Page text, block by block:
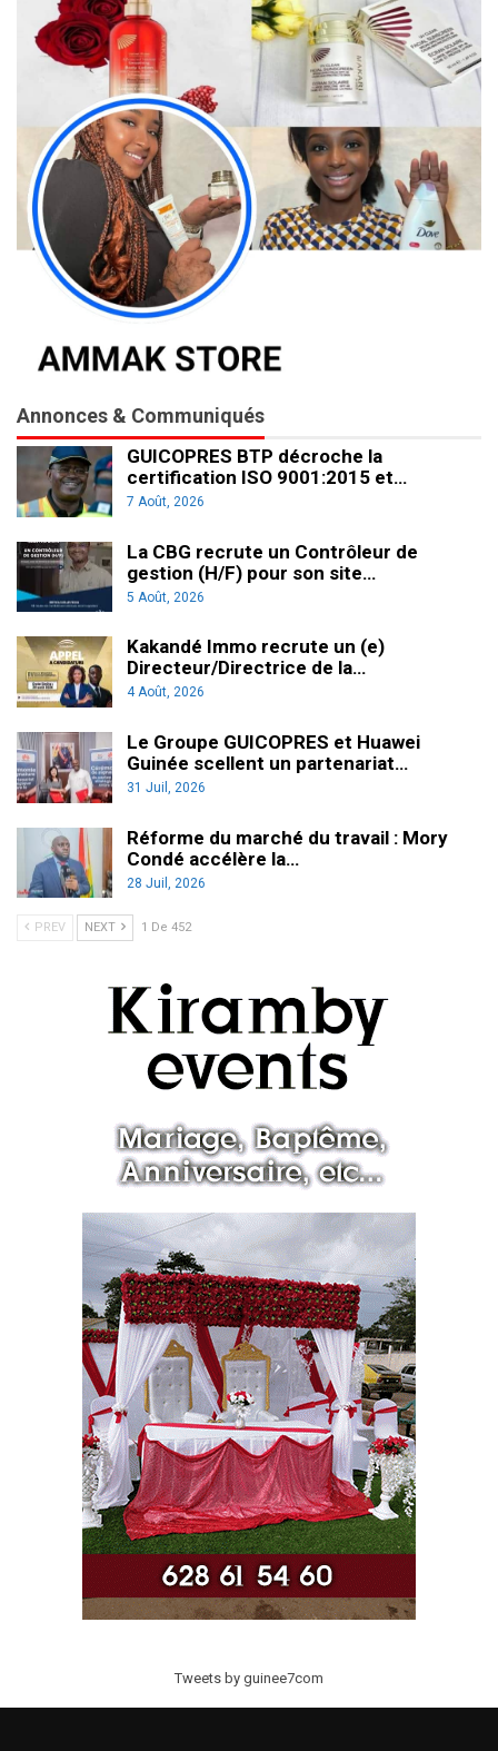
Annonces & Communiqués
GUICOPRES BTP décroche la
certification ISO 9001:2015 et…
7 Août, 2026
La CBG recrute un Contrôleur de
gestion (H/F) pour son site…
5 Août, 2026
Kakandé Immo recrute un (e)
Directeur/Directrice de la…
4 Août, 2026
Le Groupe GUICOPRES et Huawei
Guinée scellent un partenariat…
31 Juil, 2026
Réforme du marché du travail : Mory
Condé accélère la…
28 Juil, 2026
PREV NEXT 1 De 452
Tweets by guinee7com